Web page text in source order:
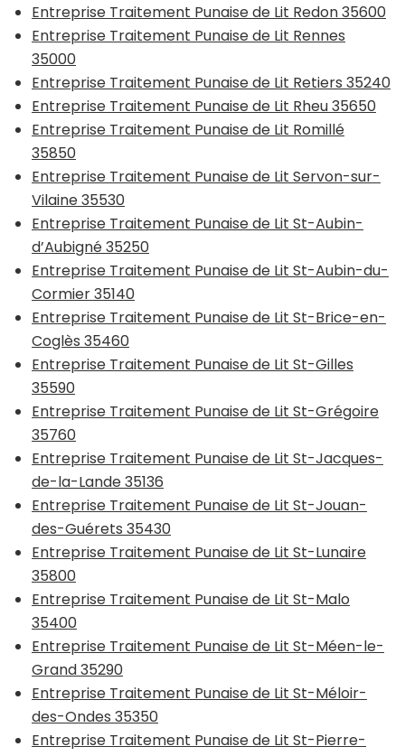
Entreprise Traitement Punaise de Lit Redon 35600
Entreprise Traitement Punaise de Lit Rennes
35000
Entreprise Traitement Punaise de Lit Retiers 35240
Entreprise Traitement Punaise de Lit Rheu 35650
Entreprise Traitement Punaise de Lit Romillé
35850
Entreprise Traitement Punaise de Lit Servon-sur-
Vilaine 35530
Entreprise Traitement Punaise de Lit St-Aubin-
d’Aubigné 35250
Entreprise Traitement Punaise de Lit St-Aubin-du-
Cormier 35140
Entreprise Traitement Punaise de Lit St-Brice-en-
Coglès 35460
Entreprise Traitement Punaise de Lit St-Gilles
35590
Entreprise Traitement Punaise de Lit St-Grégoire
35760
Entreprise Traitement Punaise de Lit St-Jacques-
de-la-Lande 35136
Entreprise Traitement Punaise de Lit St-Jouan-
des-Guérets 35430
Entreprise Traitement Punaise de Lit St-Lunaire
35800
Entreprise Traitement Punaise de Lit St-Malo
35400
Entreprise Traitement Punaise de Lit St-Méen-le-
Grand 35290
Entreprise Traitement Punaise de Lit St-Méloir-
des-Ondes 35350
Entreprise Traitement Punaise de Lit St-Pierre-